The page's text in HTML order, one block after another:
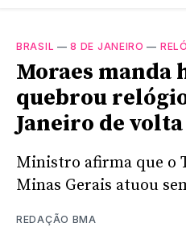
BRASIL —8 DE JANEIRO —
Moraes manda
quebrou
Janeiro de
Ministro afirma que o
Minas Gerais atuou
REDAÇÃO BMA